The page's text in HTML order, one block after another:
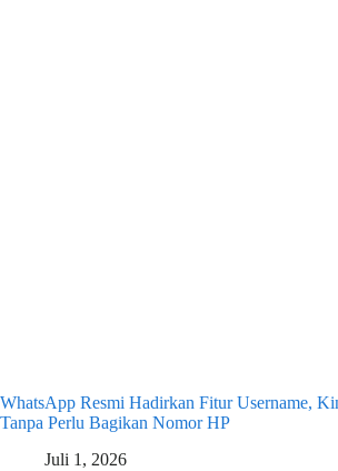
WhatsApp Resmi Hadirkan Fitur Username,
Tanpa Perlu Bagikan Nomor HP
Juli 1, 2026